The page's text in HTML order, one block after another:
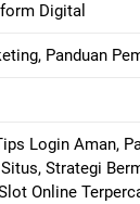
Digital
Panduan
Login Aman,
Strategi
Online